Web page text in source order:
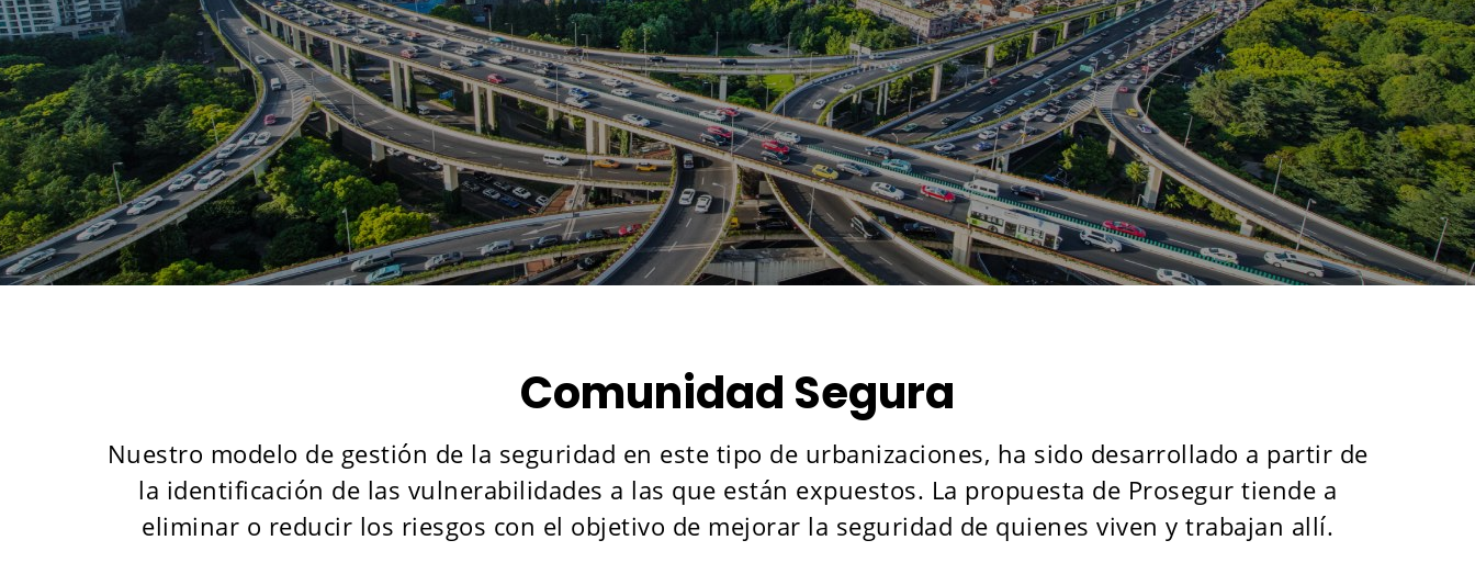
Comunidad Segura
Nuestro modelo de gestión de la seguridad en este tipo de urbanizaciones, ha sido desarrollado a partir de
la identificación de las vulnerabilidades a las que están expuestos. La propuesta de Prosegur tiende a
eliminar o reducir los riesgos con el objetivo de mejorar la seguridad de quienes viven y trabajan allí.